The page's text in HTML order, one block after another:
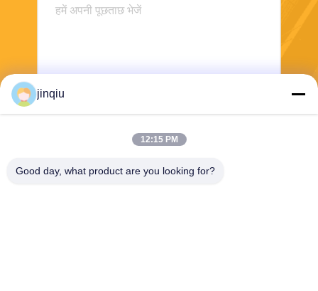
jinqiu
12:15 PM
Good day, what product are you looking for?